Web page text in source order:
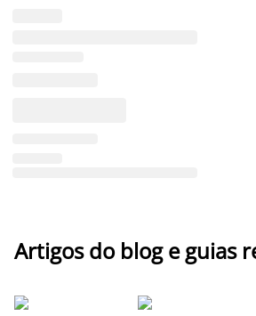
Artigos do blog e guias